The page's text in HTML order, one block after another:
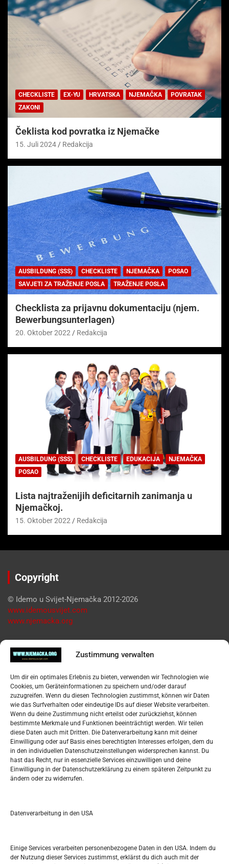
Zustimmung verwalten
Um dir ein optimales Erlebnis zu bieten, verwenden wir Technologien wie
Cookies, um Geräteinformationen zu speichern und/oder darauf
zuzugreifen. Wenn du diesen Technologien zustimmst, können wir Daten
wie das Surfverhalten oder eindeutige IDs auf dieser Website verarbeiten.
Wenn du deine Zustimmung nicht erteilst oder zurückziehst, können
bestimmte Merkmale und Funktionen beeinträchtigt werden. Wir teilen
diese Daten auch mit Dritten. Die Datenverarbeitung kann mit deiner
Einwilligung oder auf Basis eines berechtigten Interesses erfolgen, dem du
in den individuellen Datenschutzeinstellungen widersprechen kannst. Du
hast das Recht, nur in essenzielle Services einzuwilligen und deine
Einwilligung in der Datenschutzerklärung zu einem späteren Zeitpunkt zu
ändern oder zu widerrufen.
Datenverarbeitung in den USA
Einige Services verarbeiten personenbezogene Daten in den USA. Indem du
der Nutzung dieser Services zustimmst, erklärst du dich auch mit der
CHECKLISTE EX-YU HRVATSKA NJEMAČKA
POVRATAK
ZAKONI
Čeklista kod povratka iz Njemačke
15. Juli 2024 Redakcija
AUSBILDUNG (SSS) CHECKLISTE NJEMAČKA
POSAO
SAVJETI ZA TRAŽENJE POSLA
TRAŽENJE POSLA
Checklista za prijavnu dokumentaciju (njem.
Bewerbungsunterlagen)
20. Oktober 2022 Redakcija
AUSBILDUNG (SSS) CHECKLISTE EDUKACIJA
NJEMAČKA
POSAO
Lista najtraženijih deficitarnih zanimanja u
Njemačkoj.
15. Oktober 2022 Redakcija
Copyright
© Idemo u Svijet-Njemačka 2012-2026
www.idemousvijet.com
www.njemacka.org
Pregled
Datenschutzerklärung
Widerufsbelehrung
Oglašavanje / Postavite svoj oglas
Tko je “Idemo u Svijet – Njemačka?
Pretražite stranicu:
S
DEZEMBER 2023